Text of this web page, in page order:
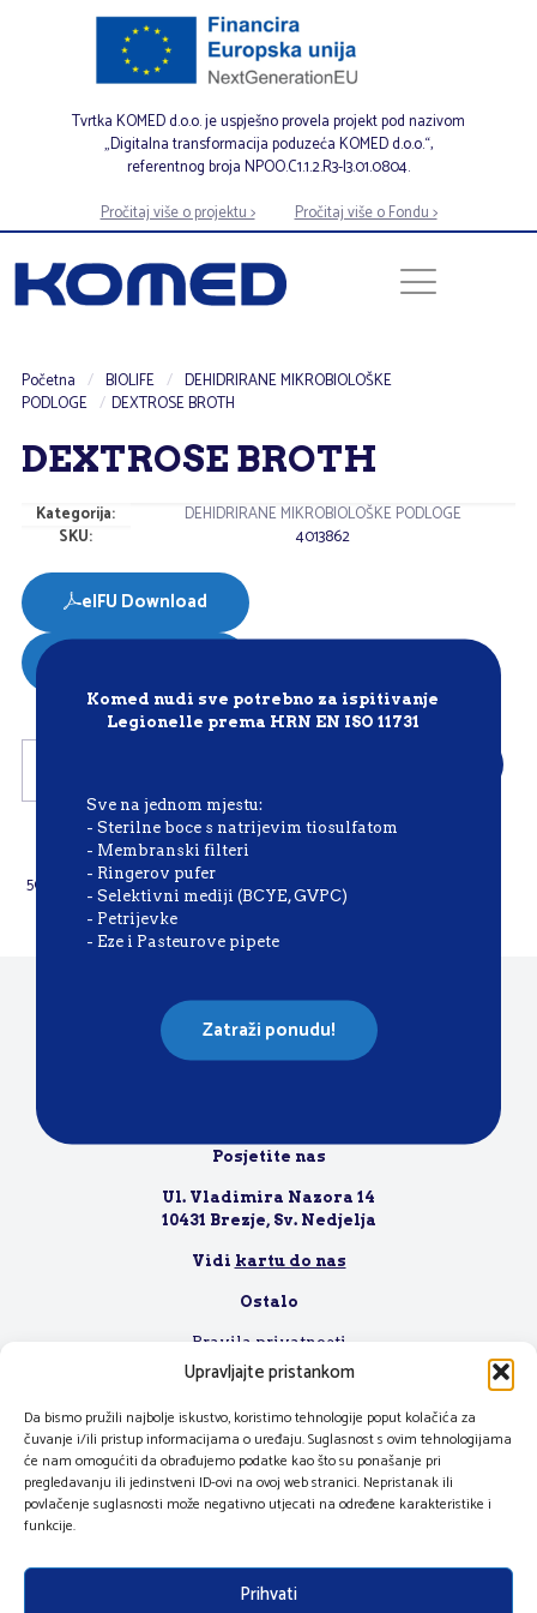
Upravljajte pristankom
Da bismo pružili najbolje iskustvo, koristimo tehnologije poput kolačića za
čuvanje i/ili pristup informacijama o uređaju. Suglasnost s ovim tehnologijama
će nam omogućiti da obrađujemo podatke kao što su ponašanje pri
pregledavanju ili jedinstveni ID-ovi na ovoj web stranici. Nepristanak ili
povlačenje suglasnosti može negativno utjecati na određene karakteristike i
funkcije.
Prihvati
Tvrtka KOMED d.o.o. je uspješno provela projekt pod nazivom
„Digitalna transformacija poduzeća KOMED d.o.o.“,
referentnog broja NPOO.C1.1.2.R3-I3.01.0804.
Pročitaj više o projektu >
Pročitaj više o Fondu >
Početna / BIOLIFE / DEHIDRIRANE MIKROBIOLOŠKE
PODLOGE / DEXTROSE BROTH
DEXTROSE BROTH
Kategorija:
DEHIDRIRANE MIKROBIOLOŠKE PODLOGE
SKU:
4013862
eIFU Download
količina
Pakiranje:
500 g
Nazovite nas
+385 1 7701 750
Posjetite nas
Ul. Vladimira Nazora 14
10431 Brezje, Sv. Nedjelja
Vidi kartu do nas
Ostalo
Pravila privatnosti
Uvjeti korištenja
Radno vrijeme
Zaposlenje
Komed nudi sve potrebno za ispitivanje
Legionelle prema HRN EN ISO 11731
Sve na jednom mjestu:
- Sterilne boce s natrijevim tiosulfatom
- Membranski filteri
- Ringerov pufer
- Selektivni mediji (BCYE, GVPC)
- Petrijevke
- Eze i Pasteurove pipete
Zatraži ponudu!